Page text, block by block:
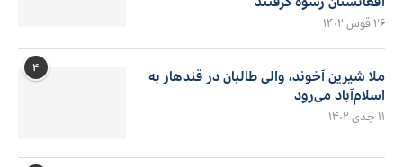
۲۶ قوس ۱۴۰۲
۴
ملا شیرین آخوند، والی طالبان در قندهار به
اسلام‌آباد می‌رود
۱۱ جدی ۱۴۰۲